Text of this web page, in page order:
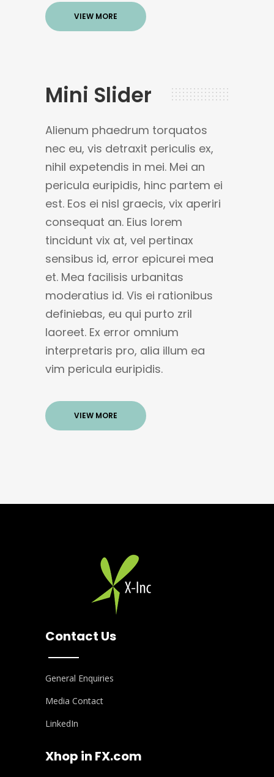
VIEW MORE
Mini Slider
Alienum phaedrum torquatos
nec eu, vis detraxit periculis ex,
nihil expetendis in mei. Mei an
pericula euripidis, hinc partem ei
est. Eos ei nisl graecis, vix aperiri
consequat an. Eius lorem
tincidunt vix at, vel pertinax
sensibus id, error epicurei mea
et. Mea facilisis urbanitas
moderatius id. Vis ei rationibus
definiebas, eu qui purto zril
laoreet. Ex error omnium
interpretaris pro, alia illum ea
vim pericula euripidis.
VIEW MORE
Contact Us
General Enquiries
Media Contact
LinkedIn
Xhop in FX.com